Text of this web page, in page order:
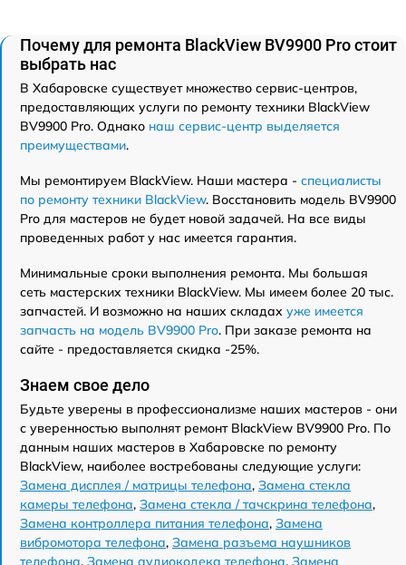
Почему для ремонта BlackView BV9900 Pro стоит
выбрать нас
В Хабаровске существует множество сервис-центров,
предоставляющих услуги по ремонту техники BlackView
BV9900 Pro. Однако наш сервис-центр выделяется
преимуществами.
Мы ремонтируем BlackView. Наши мастера - специалисты
по ремонту техники BlackView. Восстановить модель BV9900
Pro для мастеров не будет новой задачей. На все виды
проведенных работ у нас имеется гарантия.
Минимальные сроки выполнения ремонта. Мы большая
сеть мастерских техники BlackView. Мы имеем более 20 тыс.
запчастей. И возможно на наших складах уже имеется
запчасть на модель BV9900 Pro. При заказе ремонта на
сайте - предоставляется скидка -25%.
Знаем свое дело
Будьте уверены в профессионализме наших мастеров - они
с уверенностью выполнят ремонт BlackView BV9900 Pro. По
данным наших мастеров в Хабаровске по ремонту
BlackView, наиболее востребованы следующие услуги:
Замена дисплея / матрицы телефона, Замена стекла
камеры телефона, Замена стекла / тачскрина телефона,
Замена контроллера питания телефона, Замена
вибромотора телефона, Замена разъема наушников
телефона, Замена аудиокодека телефона, Замена